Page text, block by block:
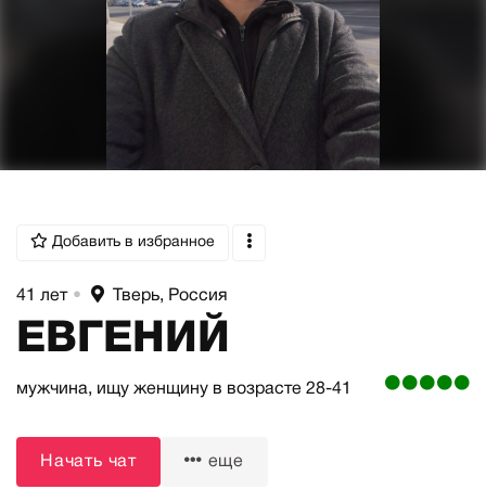
Добавить в избранное
41 лет • Тверь, Россия
ЕВГЕНИЙ
мужчина, ищу женщину в возрасте 28-41
Начать чат еще